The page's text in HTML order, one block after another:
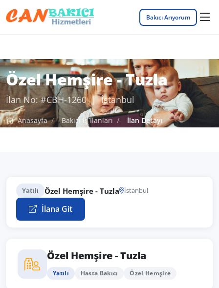
Bakıcı Arıyorum
Özel Hemşire - Tuzla
İlan No: #CBH-1260 | İstanbul
Anasayfa Bakıcı İş İlanları İlan Detayı
Yatılı Özel Hemşire - Tuzla İstanbul
İlana Git
Özel Hemşire - Tuzla
Yatılı Hasta Bakıcı Özel Hemşire